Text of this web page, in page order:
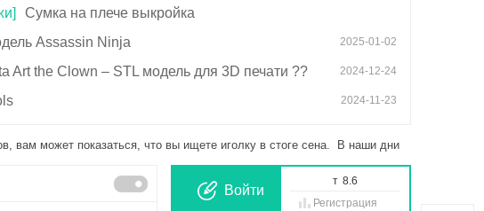
Сумка на плече выкройка
2025-01-11
Assassin Ninja 2025-01-02
Art the Clown – STL модель для 3D печати ?? 2024-12-24
2024-11-23
вам может показаться, что вы ищете иголку в стоге сена. В наши дни
Войти
т 8.6
Регистрация